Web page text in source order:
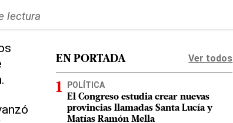
lectura
EN PORTADA Ver todos
POLÍTICA
El Congreso estudia crear nuevas
provincias llamadas Santa Lucía y
Matías Ramón Mella